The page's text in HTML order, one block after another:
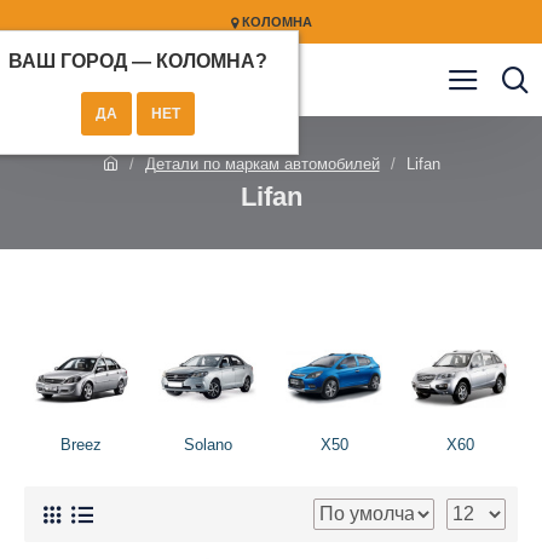
КОЛОМНА
ВАШ ГОРОД — КОЛОМНА?
Детали по маркам автомобилей Lifan
Lifan
Breez Solano X50 X60